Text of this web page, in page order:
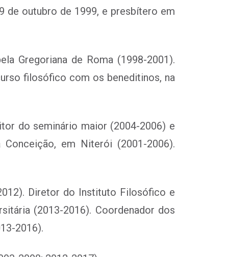
de outubro de 1999, e presbítero em
Gregoriana de Roma (1998-2001).
filosófico com os beneditinos, na
do seminário maior (2004-2006) e
em Niterói (2001-2006).
Diretor do Instituto Filosófico e
(2013-2016). Coordenador dos
2016).